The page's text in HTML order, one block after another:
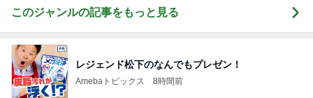
このジャンルの記事をもっと見る
レジェンド松下のなんでもプレゼン！
Amebaトピックス 8時間前